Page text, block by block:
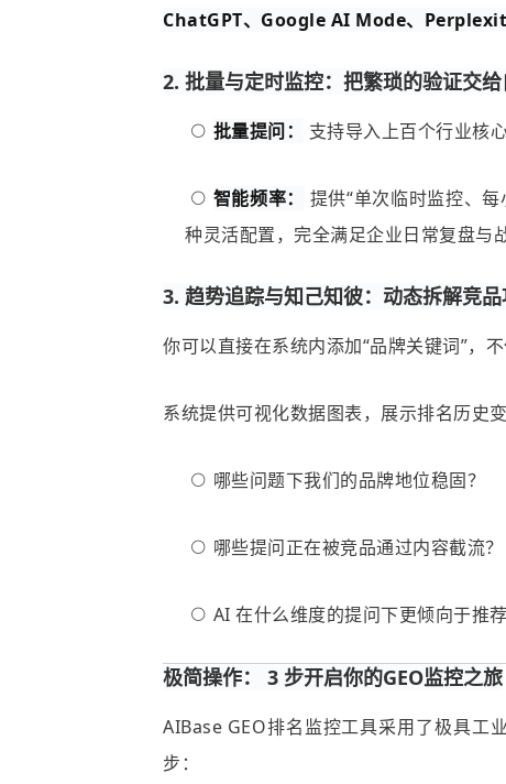
ChatGPT、Google AI Mode、
2. 批量与定时监控：把繁琐的验证交
批量提问： 支持导入上百个行业核
智能频率：
提供“单次临时监控、
种灵活配置，完全满足企业日常复盘与
3. 趋势追踪与知己知彼：动态拆解竞
你可以直接在系统内添加“品牌关键词”，不
系统提供可视化数据图表，展示排名历史
哪些问题下我们的品牌地位稳固？
哪些提问正在被竞品通过内容截流？
AI 在什么维度的提问下更倾向于推荐
极简操作： 3 步开启你的GEO监控之旅
AIBase GEO排名监控工具采用了极具工
步：